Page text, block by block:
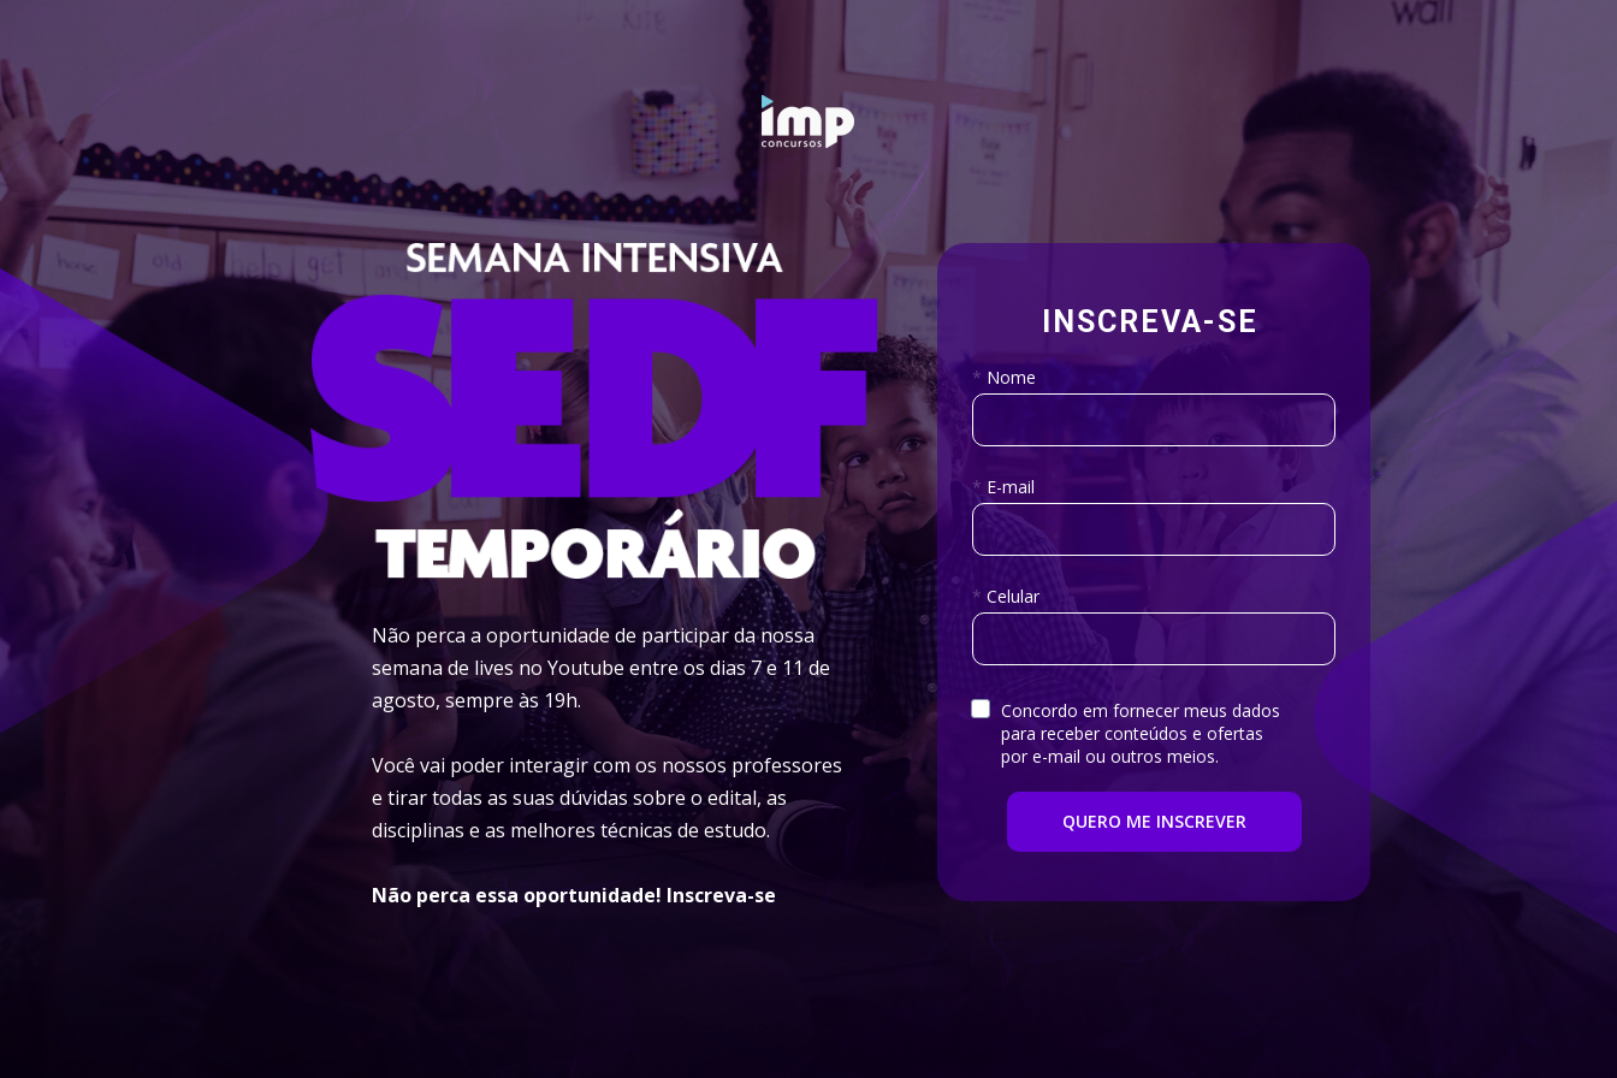
* Nome
* E-mail
* Celular
Concordo em fornecer meus dados
para receber conteúdos e ofertas
por e-mail ou outros meios.
QUERO ME INSCREVER
INSCREVA-SE
Não perca a oportunidade de participar da nossa
semana de lives no Youtube entre os dias 7 e 11 de
agosto, sempre às 19h.
Você vai poder interagir com os nossos professores
e tirar todas as suas dúvidas sobre o edital, as
disciplinas e as melhores técnicas de estudo.
Não perca essa oportunidade! Inscreva-se